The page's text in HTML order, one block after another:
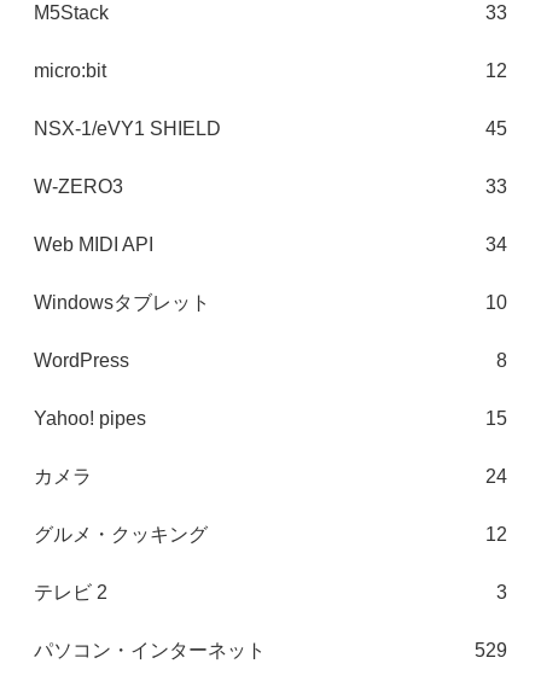
M5Stack 33
micro:bit 12
NSX-1/eVY1 SHIELD 45
W-ZERO3 33
Web MIDI API 34
Windowsタブレット 10
WordPress 8
Yahoo! pipes 15
カメラ 24
グルメ・クッキング 12
テレビ 2 3
パソコン・インターネット 529